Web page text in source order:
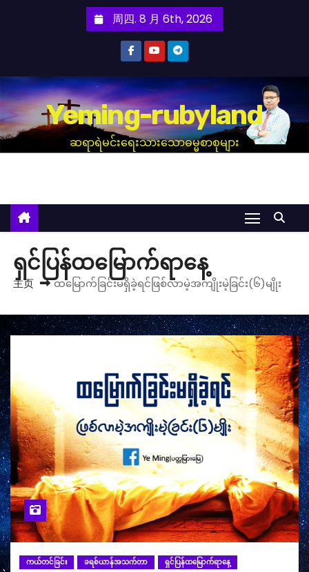
周四. 8 月 6th, 2026
Yeming-rubyland
ဆရာရဲမင်းရေးသားသောဓမ္မစာစုများ
ရှင်ပြန်ထမြောက်ရာနေ့
主页 ထမြောက်ခြင်းမရှိခဲ့ရင်ဖြစ်လာမဲ့အကျိုးမဲ့ခြင်း(၆)မျိုး
ကယ်တင်ခြင်း ခရစ်ယာန်အသက်တာ ရှင်ပြန်ထမြောက်ရာနေ့